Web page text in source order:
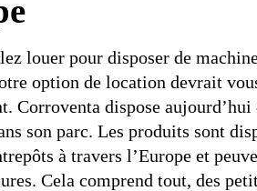
louer pour disposer de
option de location devrait
Corroventa dispose aujourd’hui
son parc. Les produits sont
à travers l’Europe et
Cela comprend tout, des